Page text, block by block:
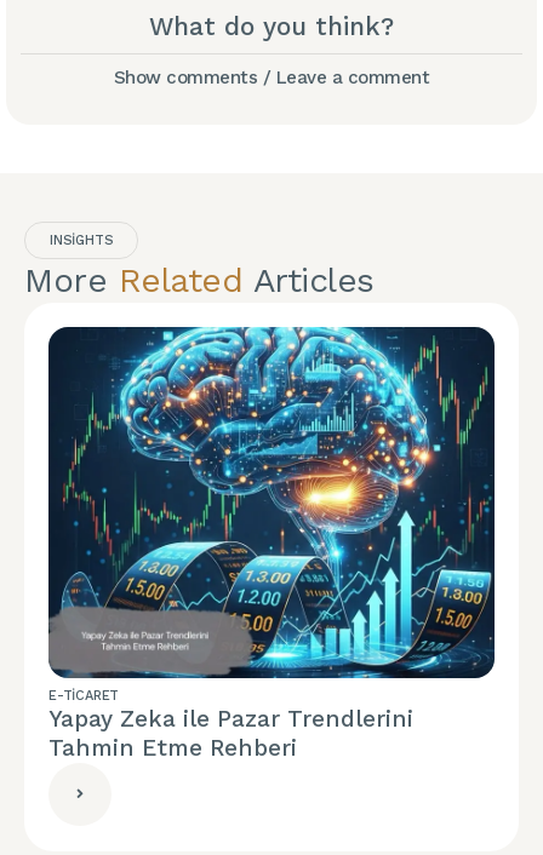
What do you think?
Show comments / Leave a comment
INSIGHTS
More Related Articles
E-TICARET
Yapay Zeka ile Pazar Trendlerini
Tahmin Etme Rehberi